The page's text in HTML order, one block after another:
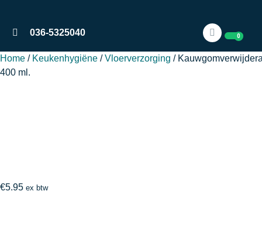
036-5325040 0
Home / Keukenhygiëne /Vloerverzorging /
400 ml.
€5.95 ex btw